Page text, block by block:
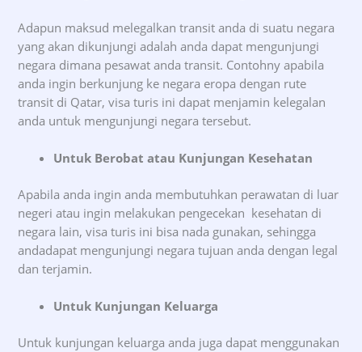
Adapun maksud melegalkan transit anda di suatu negara
yang akan dikunjungi adalah anda dapat mengunjungi
negara dimana pesawat anda transit. Contohny apabila
anda ingin berkunjung ke negara eropa dengan rute
transit di Qatar, visa turis ini dapat menjamin kelegalan
anda untuk mengunjungi negara tersebut.
Untuk Berobat atau Kunjungan Kesehatan
Apabila anda ingin anda membutuhkan perawatan di luar
negeri atau ingin melakukan pengecekan kesehatan di
negara lain, visa turis ini bisa nada gunakan, sehingga
andadapat mengunjungi negara tujuan anda dengan legal
dan terjamin.
Untuk Kunjungan Keluarga
Untuk kunjungan keluarga anda juga dapat menggunakan